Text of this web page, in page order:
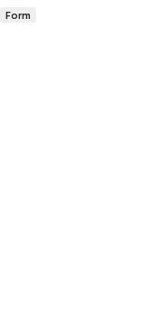
Form